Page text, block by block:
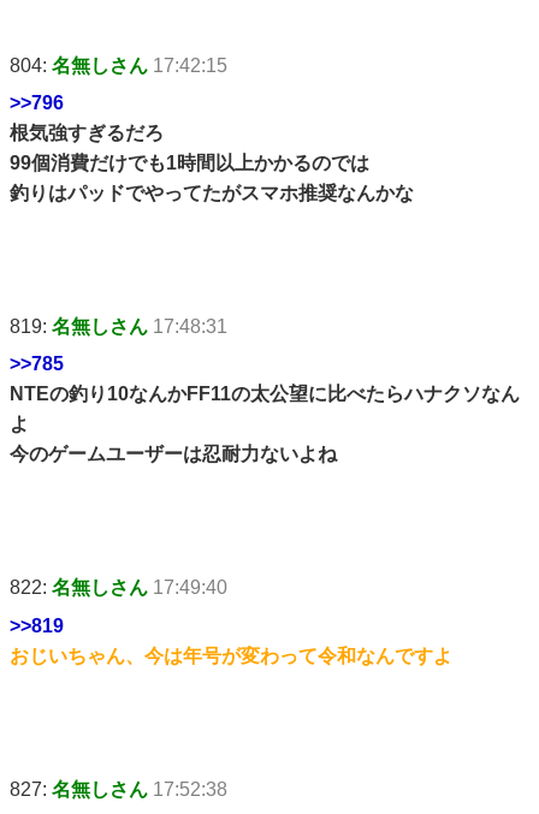
804: 名無しさん 17:42:15
>>796
根気強すぎるだろ
99個消費だけでも1時間以上かかるのでは
釣りはパッドでやってたがスマホ推奨なんかな
819: 名無しさん 17:48:31
>>785
NTEの釣り10なんかFF11の太公望に比べたらハナクソなん
よ
今のゲームユーザーは忍耐力ないよね
822: 名無しさん 17:49:40
>>819
おじいちゃん、今は年号が変わって令和なんですよ
827: 名無しさん 17:52:38